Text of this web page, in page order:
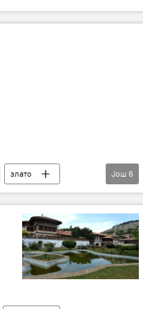
злато
Још 6